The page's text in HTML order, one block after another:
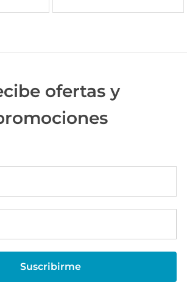
ofertas y